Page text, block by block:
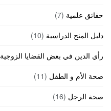
حقائق علمية (7)
دليل المنح الدراسية (10)
رأي الدين في بعض القضايا الزوجية
صحة الأم و الطفل (11)
صحة الرجل (16)